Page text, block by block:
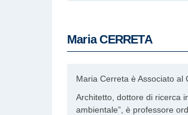
MariaCERRETA
Maria Cerreta è Associato al
Architetto, dottore di ricerca
ambientale”, è professore